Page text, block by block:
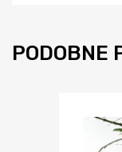
PODOBNE